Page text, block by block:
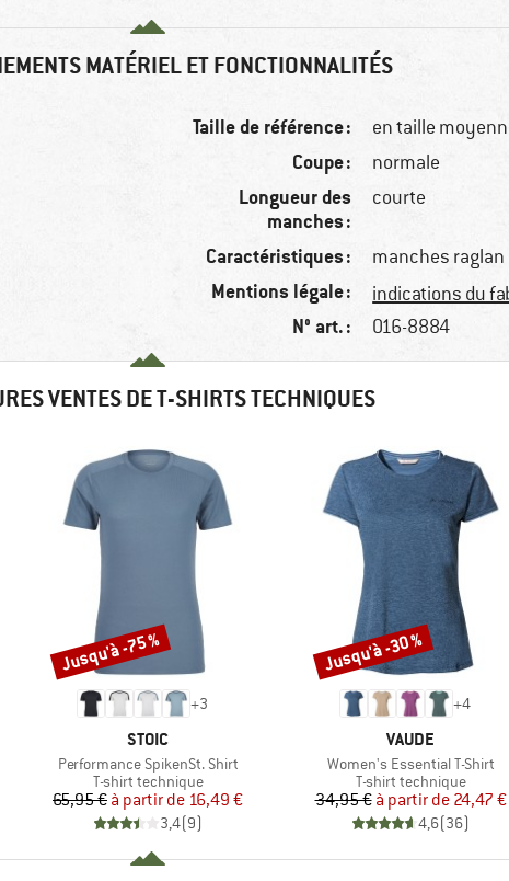
MATÉRIEL ET FONCTIONNALITÉS
Taille de référence : en taille
Coupe : normale
Longueur des
manches :
courte
Caractéristiques : manches raglan
Mentions légale : indications du
N° art. : 016-8884
VENTES DE T-SHIRTS TECHNIQUES
+3
MARQUE
STOIC
Article
Performance SpikenSt. Shirt
Product group
T-shirt technique
Prix
65,95 € Prix réduit
à partir de 16,49 €
3,4(9)
Remise
Jusqu'à -75 %
+4
MARQUE
VAUDE
Article
Women's Essential T-Shirt
Product group
T-shirt technique
Prix
34,95 € Prix réduit
à partir de 24,47 €
4,6(36)
Remise
Jusqu'à -30 %